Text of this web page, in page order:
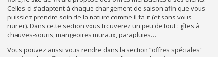
Celles-ci s’adaptent à chaque changement de saison afin que vous
puissiez prendre soin de la nature comme il faut (et sans vous
ruiner). Dans cette section vous trouverez un peu de tout : gîtes à
chauves-souris, mangeoires muraux, parapluies…
Vous pouvez aussi vous rendre dans la section “offres spéciales”